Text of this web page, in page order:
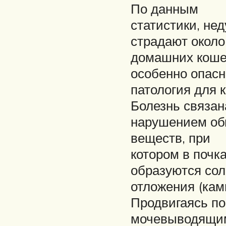
По данным
статистики,
страдают
домашних
особенно
патология для
Болезнь
нарушением
веществ, при
котором в
образуются
отложения
Продвигаясь по